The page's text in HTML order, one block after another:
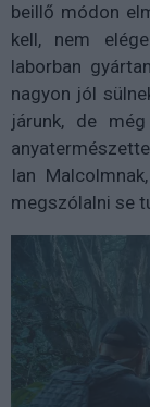
beillő módon
kell, nem
laborban
nagyon jól
járunk, de
Ian
megszólalni se